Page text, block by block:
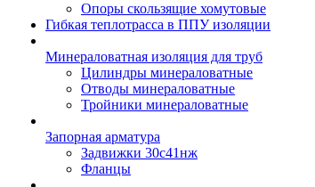
Опоры скользящие хомутовые
Гибкая теплотрасса в ППУ изоляции
Минераловатная изоляция для труб
Цилиндры минераловатные
Отводы минераловатные
Тройники минераловатные
Запорная арматура
Задвижки 30с41нж
Фланцы